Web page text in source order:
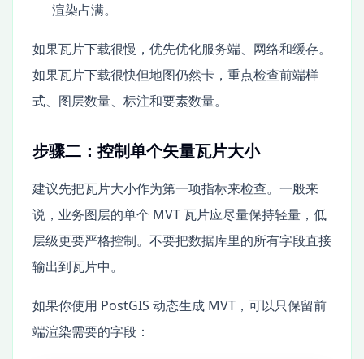
渲染占满。
如果瓦片下载很慢，优先优化服务端、网络和缓存。
如果瓦片下载很快但地图仍然卡，重点检查前端样
式、图层数量、标注和要素数量。
步骤二：控制单个矢量瓦片大小
建议先把瓦片大小作为第一项指标来检查。一般来
说，业务图层的单个 MVT 瓦片应尽量保持轻量，低
层级更要严格控制。不要把数据库里的所有字段直接
输出到瓦片中。
如果你使用 PostGIS 动态生成 MVT，可以只保留前
端渲染需要的字段：